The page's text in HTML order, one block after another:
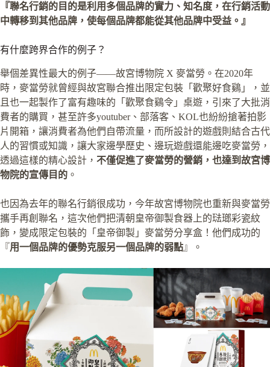
『聯名行銷的目的是利用多個品牌的實力、知名度，在行銷活動
中轉移到其他品牌，使每個品牌都能從其他品牌中受益。』
有什麼跨界合作的例子？
舉個差異性最大的例子——故宮博物院 X 麥當勞。在2020年
時，麥當勞就曾經與故宮聯合推出限定包裝「歡聚好食鷄」，並
且也一起製作了富有趣味的「歡聚食鷄令」桌遊，引來了大批消
費者的購買，甚至許多youtuber、部落客、KOL也紛紛搶著拍影
片開箱，讓消費者為他們自帶流量，而所設計的遊戲則結合古代
人的習慣或知識，讓大家邊學歷史、邊玩遊戲還能邊吃麥當勞，
透過這樣的精心設計， 不僅促進了麥當勞的營銷，也達到故宮博
物院的宣傳目的 。
也因為去年的聯名行銷很成功，今年故宮博物院也重新與麥當勞
攜手再創聯名，這次他們把清朝皇帝御製食器上的琺瑯彩瓷紋
飾，變成限定包裝的「皇帝御製」麥當勞分享盒！他們成功的
『用一個品牌的優勢克服另一個品牌的弱點』。